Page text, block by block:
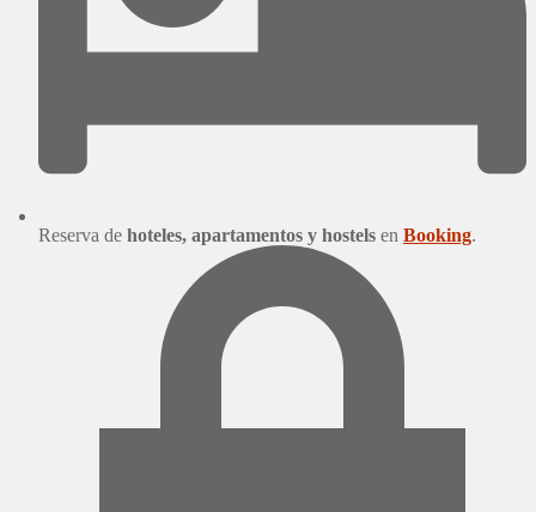
Reserva de hoteles, apartamentos y hostels en Booking.